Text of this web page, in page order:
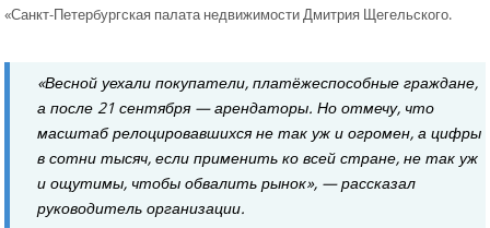
«Санкт-Петербургская палата недвижимости Дмитрия Щегельского.
«Весной уехали покупатели, платёжеспособные граждане,
а после 21 сентября — арендаторы. Но отмечу, что
масштаб релоцировавшихся не так уж и огромен, а цифры
в сотни тысяч, если применить ко всей стране, не так уж
и ощутимы, чтобы обвалить рынок», — рассказал
руководитель организации.